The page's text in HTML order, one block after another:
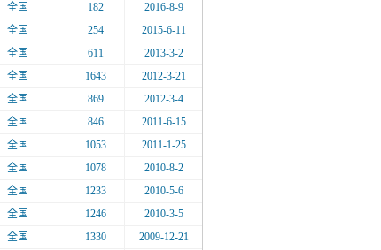
全国 182
2016-8-9
全国 254
2015-6-11
全国 611
2013-3-2
全国 1643
2012-3-21
全国 869
2012-3-4
全国 846
2011-6-15
全国 1053
2011-1-25
全国 1078
2010-8-2
全国 1233
2010-5-6
全国 1246
2010-3-5
全国 1330
2009-12-21